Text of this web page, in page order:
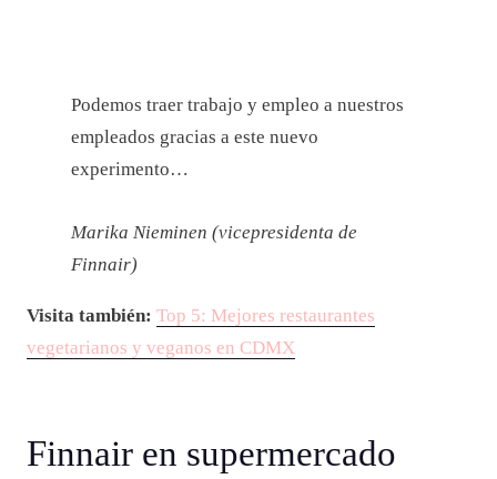
Podemos traer trabajo y empleo a nuestros
empleados gracias a este nuevo
experimento…
Marika Nieminen (vicepresidenta de
Finnair)
Visita también: Top 5: Mejores restaurantes
vegetarianos y veganos en CDMX
Finnair en supermercado